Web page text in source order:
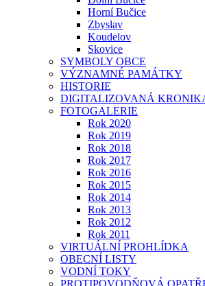
Horní Bučice
Zbyslav
Koudelov
Skovice
SYMBOLY OBCE
VÝZNAMNÉ PAMÁTKY
HISTORIE
DIGITALIZOVANÁ
FOTOGALERIE
Rok 2020
Rok 2019
Rok 2018
Rok 2017
Rok 2016
Rok 2015
Rok 2014
Rok 2013
Rok 2012
Rok 2011
VIRTUÁLNÍ PROHLÍDKA
OBECNÍ LISTY
VODNÍ TOKY
PROTIPOVODŇOVÁ